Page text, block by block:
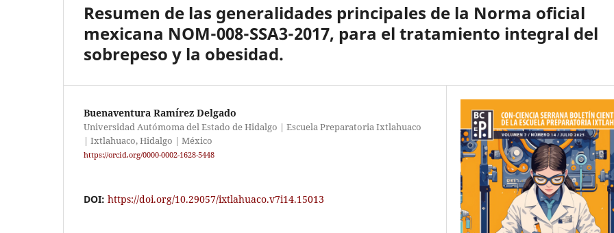
Resumen de las generalidades principales de la Norma oficial
mexicana NOM-008-SSA3-2017, para el tratamiento integral del
sobrepeso y la obesidad.
Buenaventura Ramírez Delgado
Universidad Autómoma del Estado de Hidalgo | Escuela Preparatoria Ixtlahuaco
| Ixtlahuaco, Hidalgo | México
https://orcid.org/0000-0002-1628-5448
DOI: https://doi.org/10.29057/ixtlahuaco.v7i14.15013